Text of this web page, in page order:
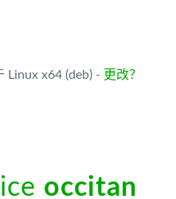
Linux x64 (deb) - 更改？
occitan